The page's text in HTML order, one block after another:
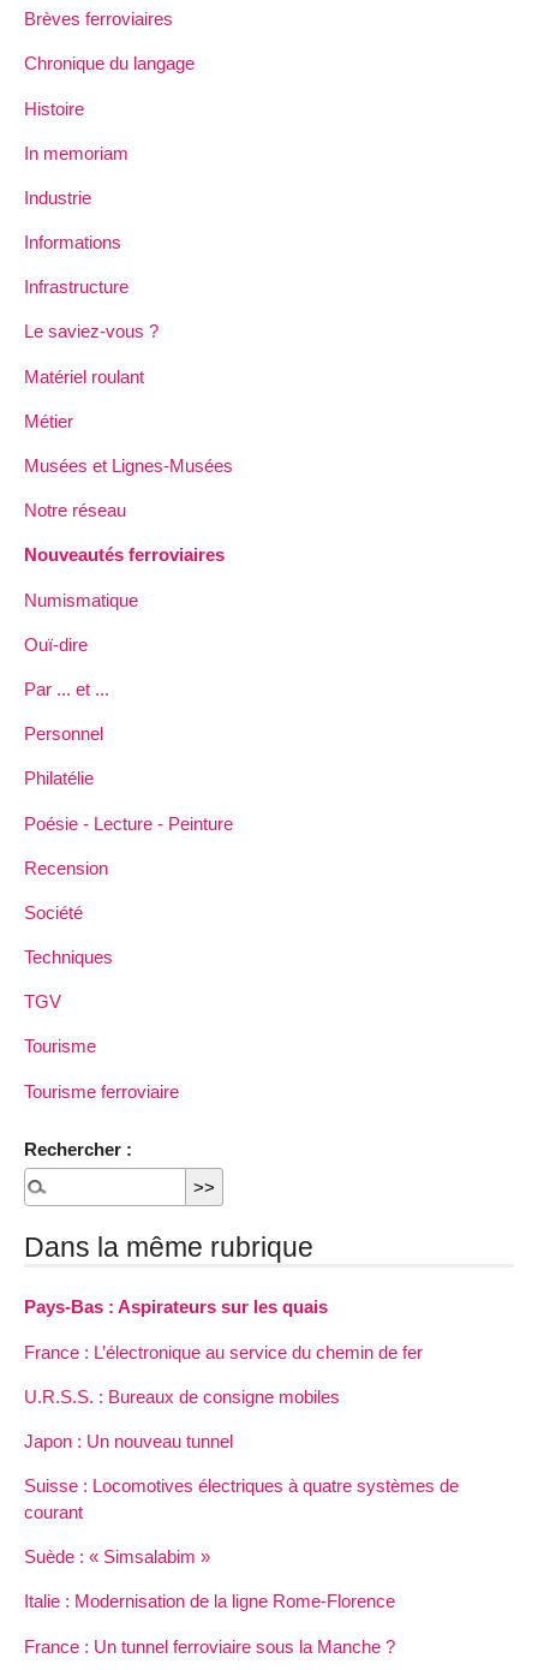
Brèves ferroviaires
Chronique du langage
Histoire
In memoriam
Industrie
Informations
Infrastructure
Le saviez-vous ?
Matériel roulant
Métier
Musées et Lignes-Musées
Notre réseau
Nouveautés ferroviaires
Numismatique
Ouï-dire
Par ... et ...
Personnel
Philatélie
Poésie - Lecture - Peinture
Recension
Société
Techniques
TGV
Tourisme
Tourisme ferroviaire
Rechercher :
Dans la même rubrique
Pays-Bas : Aspirateurs sur les quais
France : L’électronique au service du chemin de fer
U.R.S.S. : Bureaux de consigne mobiles
Japon : Un nouveau tunnel
Suisse : Locomotives électriques à quatre systèmes de
courant
Suède : « Simsalabim »
Italie : Modernisation de la ligne Rome-Florence
France : Un tunnel ferroviaire sous la Manche ?